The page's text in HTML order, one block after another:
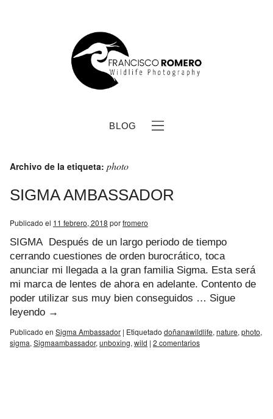
BLOG
Archivo de la etiqueta: photo
SIGMA AMBASSADOR
Publicado el 11 febrero, 2018 porfromero
SIGMA Después de un largo periodo de tiempo
cerrando cuestiones de orden burocrático, toca
anunciar mi llegada a la gran familia Sigma. Esta será
mi marca de lentes de ahora en adelante. Contento de
poder utilizar sus muy bien conseguidos … Sigue
leyendo →
Publicado en Sigma Ambassador | Etiquetado doñanawildlife, nature, photo,
sigma, Sigmaambassador, unboxing, wild | 2 comentarios